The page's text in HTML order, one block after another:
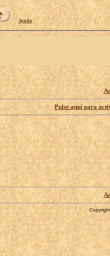
Ayuda
Pulse aquí para